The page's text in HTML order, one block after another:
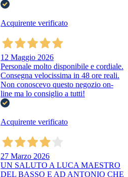
Acquirente verificato
12 Maggio 2026
Personale molto disponibile e cordiale.
Consegna velocissima in 48 ore reali.
Non conoscevo questo negozio on-
line ma lo consiglio a tutti!
Acquirente verificato
27 Marzo 2026
UN SALUTO A LUCA MAESTRO
DEL BASSO E AD ANTONIO CHE